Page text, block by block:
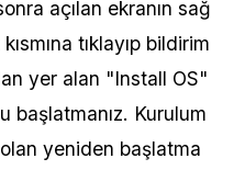
açılan ekranın sağ
tıklayıp bildirim
yer alan "Install OS"
başlatmanız. Kurulum
yeniden başlatma